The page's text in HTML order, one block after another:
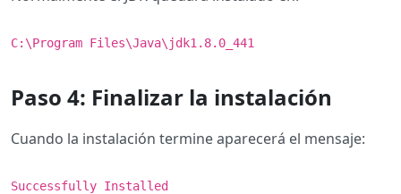
C:\Program Files\Java\jdk1.8.0_441
Paso 4: Finalizar la instalación
Cuando la instalación termine aparecerá el mensaje:
Successfully Installed